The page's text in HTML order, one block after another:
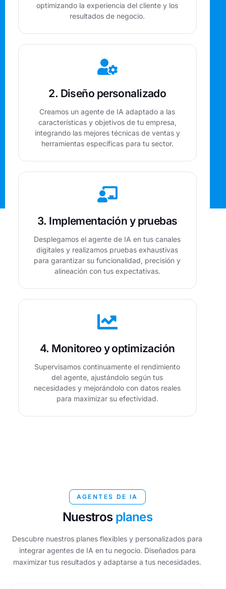
optimizando la experiencia del cliente y los
resultados de negocio.
2. Diseño personalizado
Creamos un agente de IA adaptado a las
características y objetivos de tu empresa,
integrando las mejores técnicas de ventas y
herramientas específicas para tu sector.
3. Implementación y pruebas
Desplegamos el agente de IA en tus canales
digitales y realizamos pruebas exhaustivas
para garantizar su funcionalidad, precisión y
alineación con tus expectativas.
4. Monitoreo y optimización
Supervisamos continuamente el rendimiento
del agente, ajustándolo según tus
necesidades y mejorándolo con datos reales
para maximizar su efectividad.
AGENTES DE IA
Nuestros planes
Descubre nuestros planes flexibles y personalizados para
integrar agentes de IA en tu negocio. Diseñados para
maximizar tus resultados y adaptarse a tus necesidades.